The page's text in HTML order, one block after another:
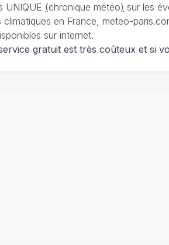
UNIQUE (chronique météo) sur les
climatiques en France, meteo-
sur internet.
gratuit est très coûteux et si